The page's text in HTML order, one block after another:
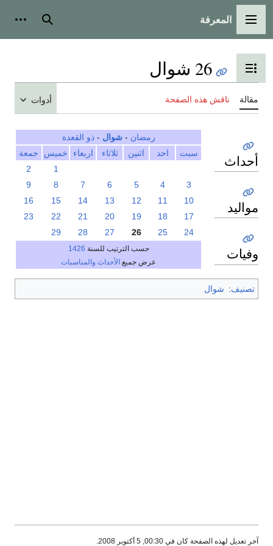
القائمة الرئيسية
المعرفة بحث
تبديل عرض جدول المحتويات
26 شوال
مقالة ناقش هذه الصفحة أدوات
رمضان - شوال -ذو القعدة
سبت
احد اثنين ثلاثاء اربعاء خميس
جمعة
1
2
3
4
5
6
7
8
9
10
11
12
13
14
15
16
17
18
19
20
21
22
23
24
25
26
27
28
29
حسب الترتيب للسنة 1426
عرض جميع الأحداث والمناسبات
أحداث
مواليد
وفيات
تصنيف: شوال
آخر تعديل لهذه الصفحة كان في 00:30, 5 أكتوبر 2008.